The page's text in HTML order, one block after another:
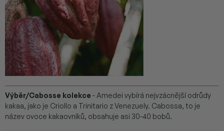
Výběr/Cabosse kolekce - Amedei vybírá nejvzácnější odrůdy
kakaa, jako je Criollo a Trinitario z Venezuely. Cabossa, to je
název ovoce kakaovníků, obsahuje asi 30-40 bobů.